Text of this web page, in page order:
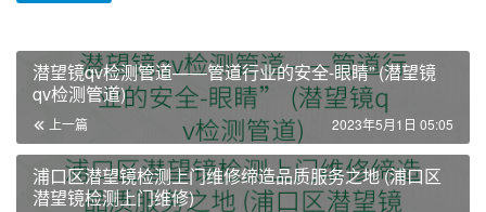
潜望镜qv检测管道——管道行业的安全-眼睛” (潜望镜
qv检测管道)
上一篇 2023年5月1日 05:05
浦口区潜望镜检测上门维修缔造品质服务之地 (浦口区
潜望镜检测上门维修)